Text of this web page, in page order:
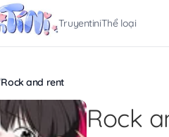
TruyentiniThể loại
Rock and rent
Rock